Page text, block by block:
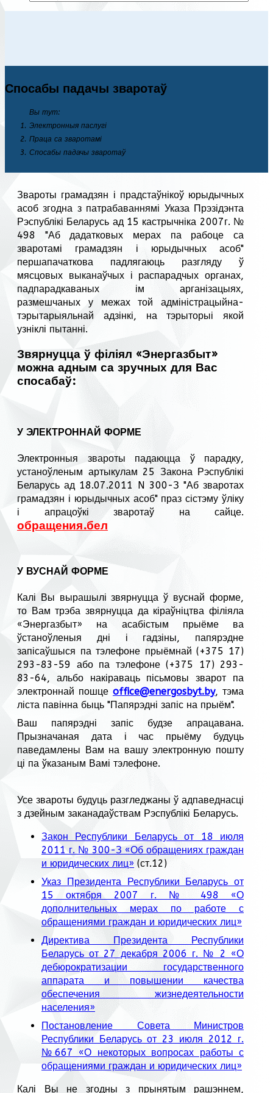
Спосабы падачы зваротаў
Вы тут:
Электронныя паслугі
Праца са зваротамі
Спосабы падачы зваротаў
Звароты грамадзян і прадстаўнікоў юрыдычных
асоб згодна з патрабаваннямі Указа Прэзідэнта
Рэспублікі Беларусь ад 15 кастрычніка 2007г. №
498 "Аб дадатковых мерах па рабоце са
зваротамі грамадзян і юрыдычных асоб"
першапачаткова падлягаюць разгляду ў
мясцовых выканаўчых і распарадчых органах,
падпарадкаваных ім арганізацыях,
размешчаных у межах той адміністрацыйна-
тэрытарыяльнай адзінкі, на тэрыторыі якой
узніклі пытанні.
Звярнуцца ў філіял «Энергазбыт»
можна адным са зручных для Вас
спосабаў:
У ЭЛЕКТРОННАЙ ФОРМЕ
Электронныя звароты падаюцца ў парадку,
устаноўленым артыкулам 25 Закона Рэспублікі
Беларусь ад 18.07.2011 N 300-З "Аб зваротах
грамадзян і юрыдычных асоб" праз сістэму ўліку
і апрацоўкі зваротаў на сайце.
обращения.бел
У ВУСНАЙ ФОРМЕ
Калі Вы вырашылі звярнуцца ў вуснай форме,
то Вам трэба звярнуцца да кіраўніцтва філіяла
«Энергазбыт» на асабістым прыёме ва
ўстаноўленыя дні і гадзіны, папярэдне
запісаўшыся па тэлефоне прыёмнай (+375 17)
293-83-59 або па тэлефоне (+375 17) 293-
83-64, альбо накіраваць пісьмовы зварот па
электроннай пошце office@energosbyt.by, тэма
ліста павінна быць "Папярэдні запіс на прыём".
Ваш папярэдні запіс будзе апрацавана.
Прызначаная дата і час прыёму будуць
паведамлены Вам на вашу электронную пошту
ці па ўказаным Вамі тэлефоне.
Усе звароты будуць разгледжаны ў адпаведнасці
з дзейным заканадаўствам Рэспублікі Беларусь.
Закон Республики Беларусь от 18 июля
2011 г. № 300-З «Об обращениях граждан
и юридических лиц» (ст.12)
Указ Президента Республики Беларусь от
15 октября 2007 г. № 498 «О
дополнительных мерах по работе с
обращениями граждан и юридических лиц»
Директива Президента Республики
Беларусь от 27 декабря 2006 г. № 2 «О
дебюрократизации государственного
аппарата и повышении качества
обеспечения жизнедеятельности
населения»
Постановление Совета Министров
Республики Беларусь от 23 июля 2012 г.
№667 «О некоторых вопросах работы с
обращениями граждан и юридических лиц»
Калі Вы не згодны з прынятым рашэннем,